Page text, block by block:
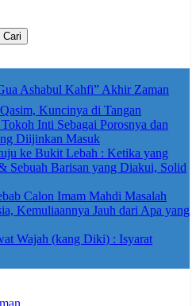
Kuncinya di Tangan
Inti Sebagai Porosnya dan
Diijinkan Masuk
ke Bukit Lebah : Ketika yang
Sebuah Barisan yang Diakui, Solid
Calon Imam Mahdi Masalah
Kemuliaannya Jauh dari Apa yang
Wajah (kang Diki) : Isyarat